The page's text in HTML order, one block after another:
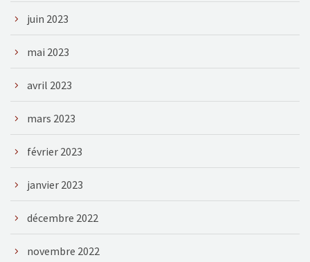
juin 2023
mai 2023
avril 2023
mars 2023
février 2023
janvier 2023
décembre 2022
novembre 2022